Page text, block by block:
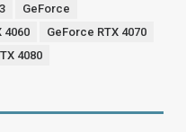
GeForce
4060
GeForce RTX 4070
4080